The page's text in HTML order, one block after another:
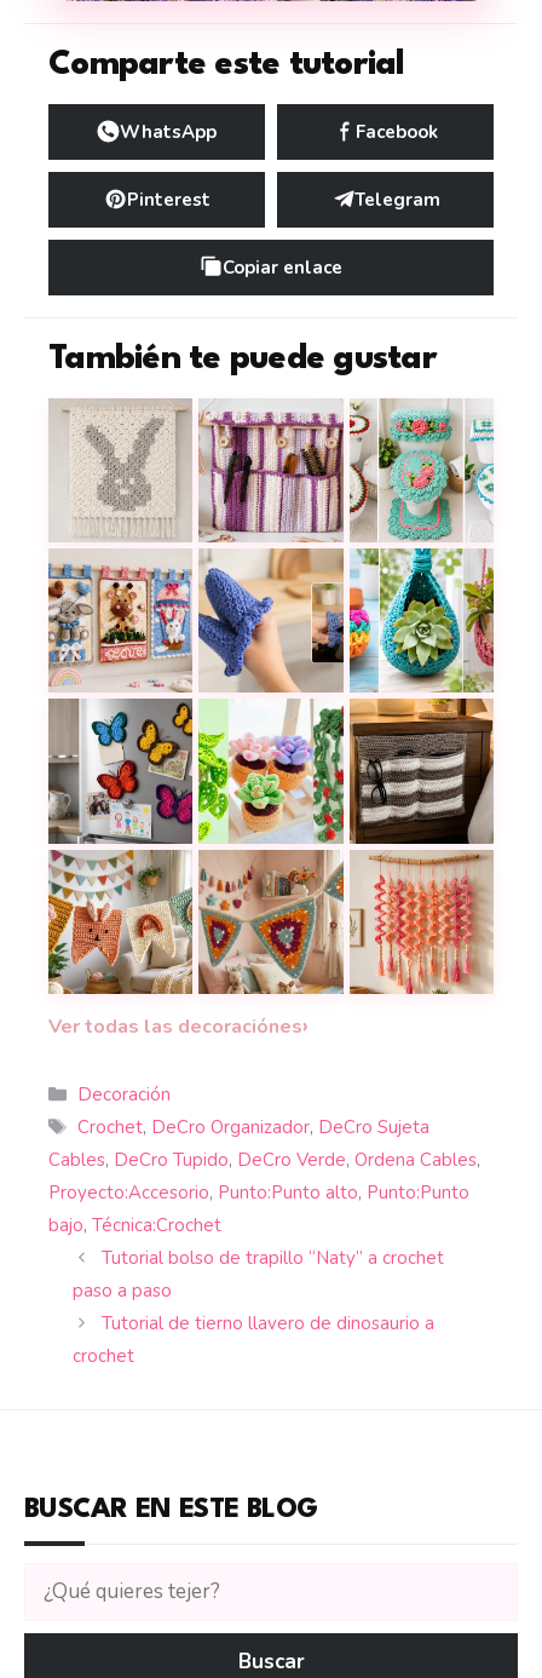
Comparte este tutorial
WhatsApp Facebook
Pinterest Telegram
Copiar enlace
También te puede gustar
Cómo tejer un cuadro en técnica C2C a crochet
Una organizadora tejida a
10 juegos y piezas
Tapices a crochet que llenan cualquier pared de
Estas agarraderas a crochet
Maceteros a
Imanes de mariposa a crochet para aprovechar
Plantas que no mueren: cactus,
Cómo tejer un
Guirnaldas de banderines a crochet con letras,
Guirnalda de triángulos granny a
Transforma tu
Ver todas las decoraciónes›
Categorías
Decoración
Etiquetas
Crochet, DeCro Organizador, DeCro Sujeta
Cables, DeCro Tupido, DeCro Verde, Ordena Cables,
Proyecto:Accesorio, Punto:Punto alto, Punto:Punto
bajo, Técnica:Crochet
Tutorial bolso de trapillo “Naty” a crochet
paso a paso
Tutorial de tierno llavero de dinosaurio a
crochet
BUSCAR EN ESTE BLOG
Buscar
tutoriales
en
Buscar